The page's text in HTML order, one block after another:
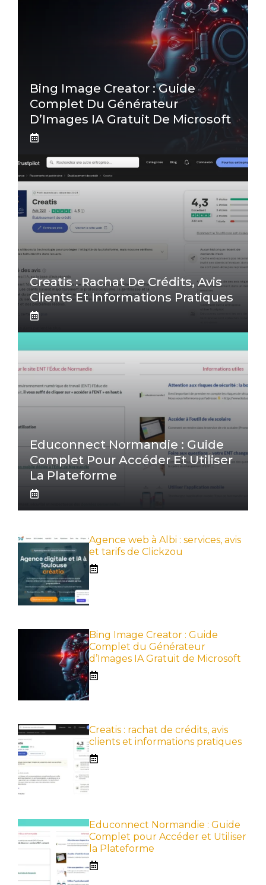
Bing Image Creator : Guide
Complet Du Générateur
D’Images IA Gratuit De Microsoft
Creatis : Rachat De Crédits, Avis
Clients Et Informations Pratiques
Educonnect Normandie : Guide
Complet Pour Accéder Et Utiliser
La Plateforme
Agence web à Albi : services, avis
et tarifs de Clickzou
Bing Image Creator : Guide
Complet du Générateur
d’Images IA Gratuit de Microsoft
Creatis : rachat de crédits, avis
clients et informations pratiques
Educonnect Normandie : Guide
Complet pour Accéder et Utiliser
la Plateforme